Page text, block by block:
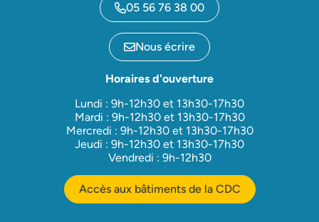
05 56 76 38 00
Nous écrire
Horaires d'ouverture
Lundi : 9h-12h30 et 13h30-17h30
Mardi : 9h-12h30 et 13h30-17h30
Mercredi : 9h-12h30 et 13h30-17h30
Jeudi : 9h-12h30 et 13h30-17h30
Vendredi : 9h-12h30
Accès aux bâtiments de la CDC